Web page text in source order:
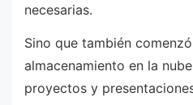
necesarias.
Sino que también
almacenamiento en la
proyectos y